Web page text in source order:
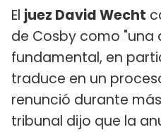
El juez David Wecht
de Cosby como
fundamental, en
traduce en un
renunció durante
tribunal dijo que la